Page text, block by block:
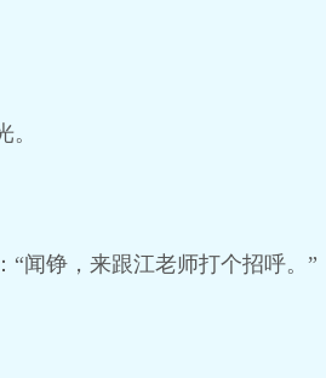
闻铮，来跟江老师打个招呼。”